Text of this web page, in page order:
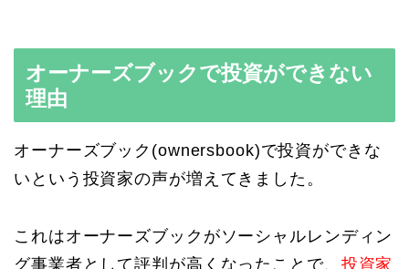
オーナーズブックで投資ができない
理由
オーナーズブック(ownersbook)で投資ができな
いという投資家の声が増えてきました。
これはオーナーズブックがソーシャルレンディン
グ事業者として評判が高くなったことで、 投資家